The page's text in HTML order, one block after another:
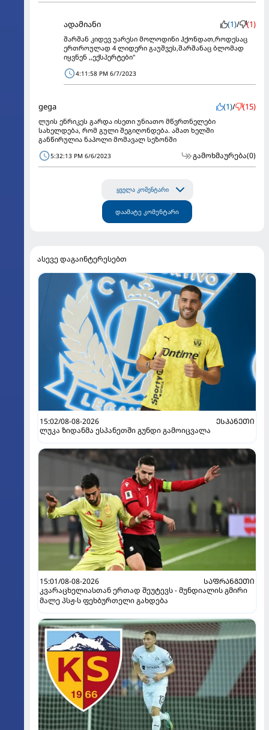
ადამიანი (1)/ (1)
შარშან კიდევ უარესი მოლოდინი ჰქონდათ,როდესაც
ერთროულად 4 ლიდერი გაუშვეს,შარშანაც ბლომად
იყვნენ ,,ექსპერტები"
4:11:58 PM 6/7/2023
gega (1)/ (15)
ლუის ენრიკეს გარდა ისეთი უნიათო მწვრთნელები
სახელდება, რომ გული შეგიღონდება. ამათ ხელში
განწირულია ნაპოლი მომავალ სეზონში
5:32:13 PM 6/6/2023 გამოხმაურება(0)
ყველა კომენტარი
დაამატე კომენტარი
ასევე დაგაინტერესებთ
15:02/08-08-2026
ᲔᲡᲞᲐᲜᲔᲗᲘ
ლუკა ზიდანმა ესპანეთში გუნდი გამოიცვალა
15:01/08-08-2026
ᲡᲐᲤᲠᲐᲜᲒᲔᲗᲘ
კვარაცხელიასთან ერთად შეუტევს - მუნდიალის გმირი
მალე პსჟ-ს ფეხბურთელი გახდება